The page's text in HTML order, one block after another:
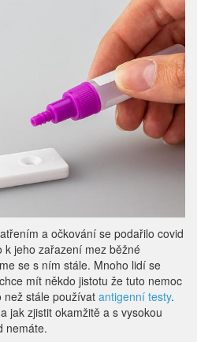
a očkování se podařilo covid
k jeho zařazení mez běžné
se s ním stále. Mnoho lidí se
mít někdo jistotu že tuto nemoc
než stále používat antigenní testy.
jak zjistit okamžitě a s vysokou
nemáte.